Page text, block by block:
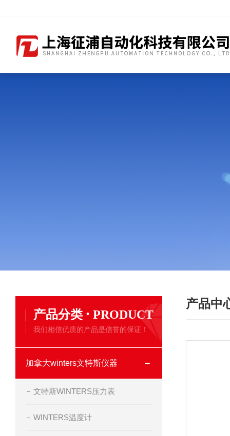
产品中
产品分类 · PRODUCT
我们相信优质的产品是信誉的保证！
加拿大winters文特斯仪器
文特斯WINTERS压力表
WINTERS温度计